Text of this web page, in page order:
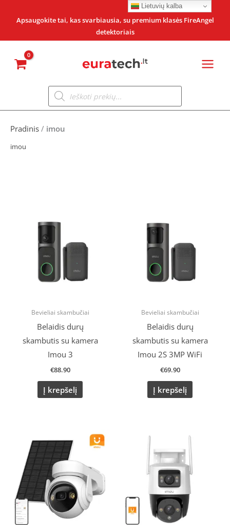
Apsaugokite tai, kas svarbiausia, su premium klasės FireAngel
detektoriais
Products
search
Pradinis / imou
imou
Bevieliai skambučiai
Belaidis durų
skambutis su kamera
Imou 3
€88.90
Į krepšelį
Bevieliai skambučiai
Belaidis durų
skambutis su kamera
Imou 2S 3MP WiFi
€69.90
Į krepšelį
Lietuvių kalba